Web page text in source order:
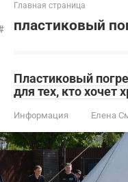
Главная страница
пластиковый
Пластиковый
для тех, кто хочет
Информация Елена